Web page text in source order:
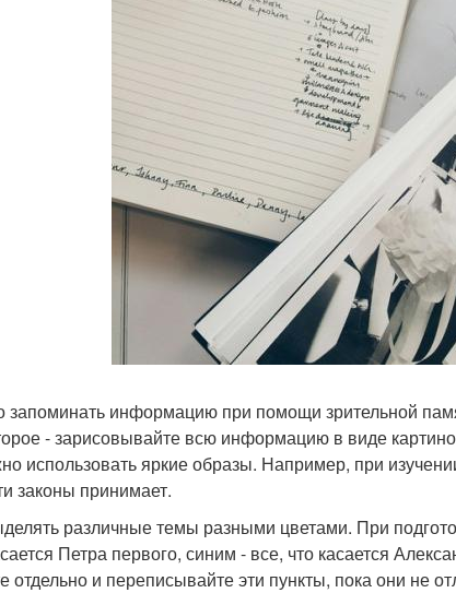
запоминать информацию при помощи зрительной
- зарисовывайте всю информацию в виде
использовать яркие образы. Например, при
законы принимает.
различные темы разными цветами. При
Петра первого, синим - все, что касается
отдельно и переписывайте эти пункты, пока они не